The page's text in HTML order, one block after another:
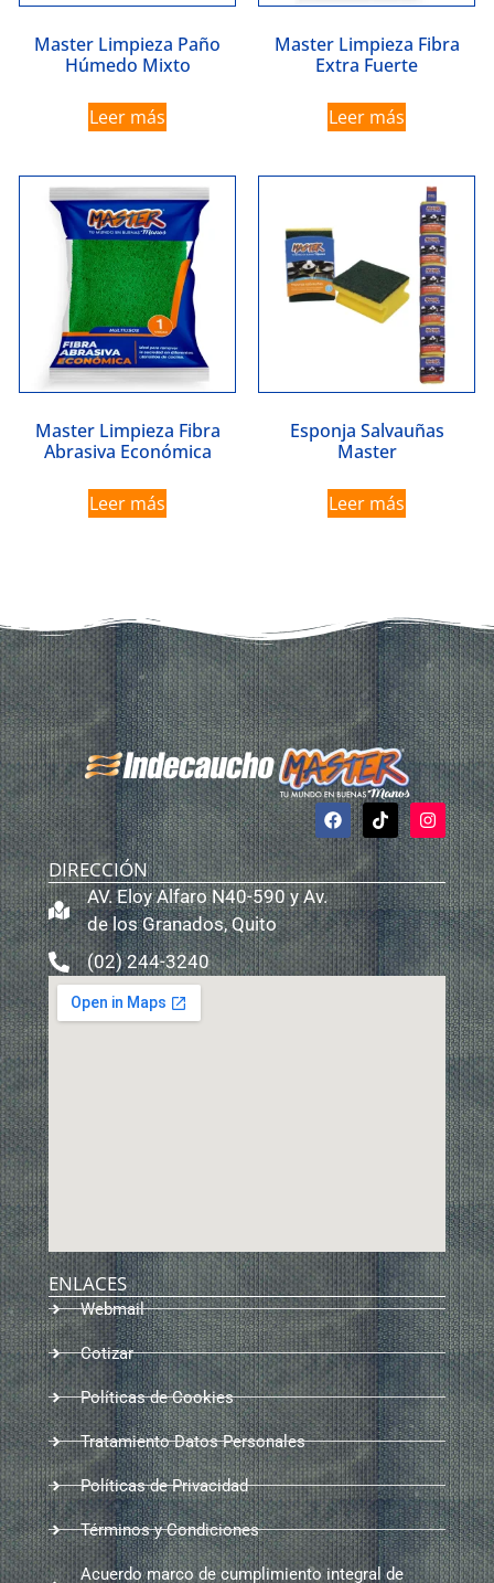
Master Limpieza Paño
Húmedo Mixto
Leer más
Master Limpieza Fibra
Extra Fuerte
Leer más
Master Limpieza Fibra
Abrasiva Económica
Leer más
Esponja Salvauñas
Master
Leer más
DIRECCIÓN
AV. Eloy Alfaro N40-590 y Av.
de los Granados, Quito
(02) 244-3240
ENLACES
Webmail
Cotizar
Políticas de Cookies
Tratamiento Datos Personales
Políticas de Privacidad
Términos y Condiciones
Acuerdo marco de cumplimiento integral de